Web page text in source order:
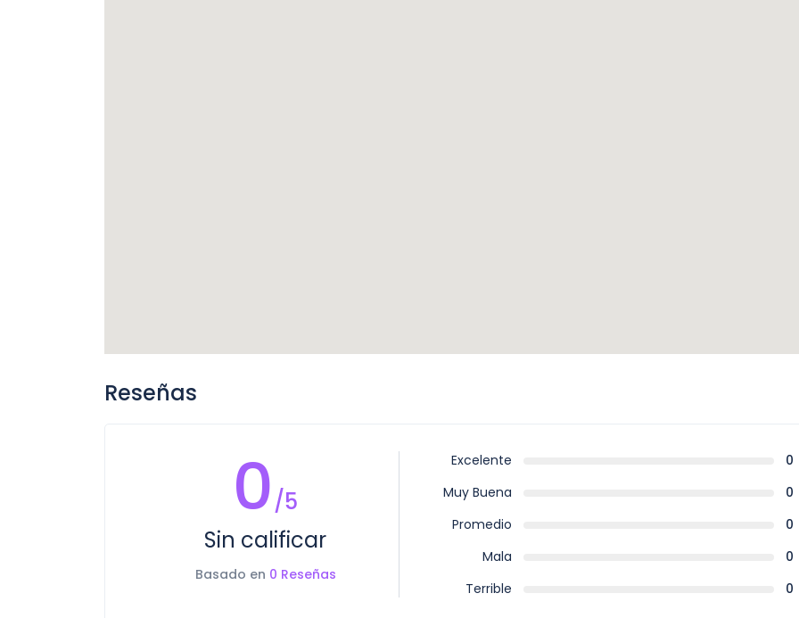
Reseñas
0/5
Sin calificar
Basado en 0 Reseñas
Excelente
0
Muy Buena
0
Promedio
0
Mala
0
Terrible
0